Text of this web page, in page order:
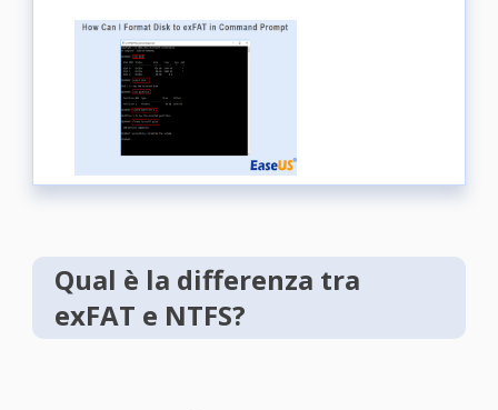
Qual è la differenza tra
exFAT e NTFS?